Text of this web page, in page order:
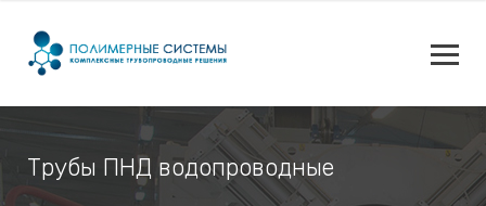
Трубы ПНД водопроводные